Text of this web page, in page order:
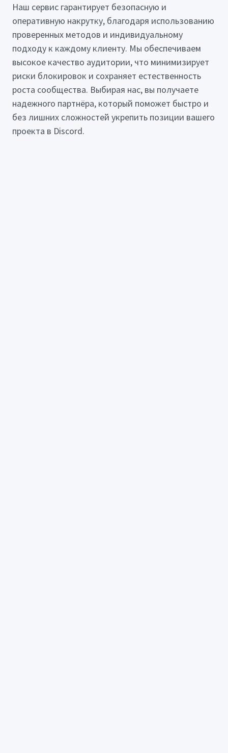
Наш сервис гарантирует безопасную и
оперативную накрутку, благодаря использованию
проверенных методов и индивидуальному
подходу к каждому клиенту. Мы обеспечиваем
высокое качество аудитории, что минимизирует
риски блокировок и сохраняет естественность
роста сообщества. Выбирая нас, вы получаете
надежного партнёра, который поможет быстро и
без лишних сложностей укрепить позиции вашего
проекта в Discord.